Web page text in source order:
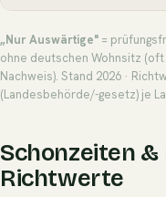
„Nur Auswärtige" =
ohne deutschen Wohnsitz
Nachweis). Stand 2026 ·
(Landesbehörde/-gesetz) je
Schonzeiten
Richtwerte